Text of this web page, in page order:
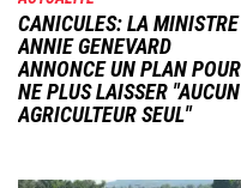
CANICULES: LA MINISTRE
ANNIE GENEVARD
ANNONCE UN PLAN POUR
NE PLUS LAISSER "AUCUN
AGRICULTEUR SEUL"